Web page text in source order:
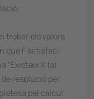
trobar els valors
que F satisfaci
"Existeix X tal
de resolució per
pel càlcul